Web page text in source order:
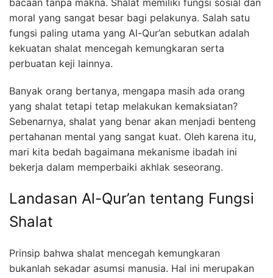
bacaan tanpa makna. Shalat memiliki fungsi sosial dan
moral yang sangat besar bagi pelakunya. Salah satu
fungsi paling utama yang Al-Qur’an sebutkan adalah
kekuatan shalat mencegah kemungkaran serta
perbuatan keji lainnya.
Banyak orang bertanya, mengapa masih ada orang
yang shalat tetapi tetap melakukan kemaksiatan?
Sebenarnya, shalat yang benar akan menjadi benteng
pertahanan mental yang sangat kuat. Oleh karena itu,
mari kita bedah bagaimana mekanisme ibadah ini
bekerja dalam memperbaiki akhlak seseorang.
Landasan Al-Qur’an tentang Fungsi
Shalat
Prinsip bahwa shalat mencegah kemungkaran
bukanlah sekadar asumsi manusia. Hal ini merupakan